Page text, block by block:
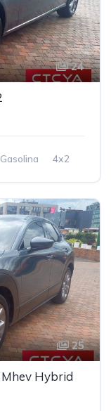
24
Gasolina 4x2
25
Hybrid